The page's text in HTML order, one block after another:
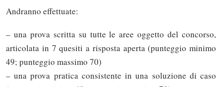
Andranno effettuate:
– una prova scritta su tutte le aree oggetto del concorso,
articolata in 7 quesiti a risposta aperta (punteggio minimo
49; punteggio massimo 70)
– una prova pratica consistente in una soluzione di caso